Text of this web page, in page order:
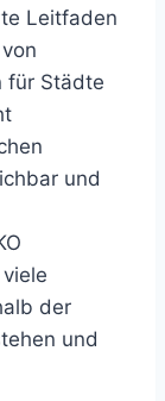
Leitfaden
für Städte
und
der
und